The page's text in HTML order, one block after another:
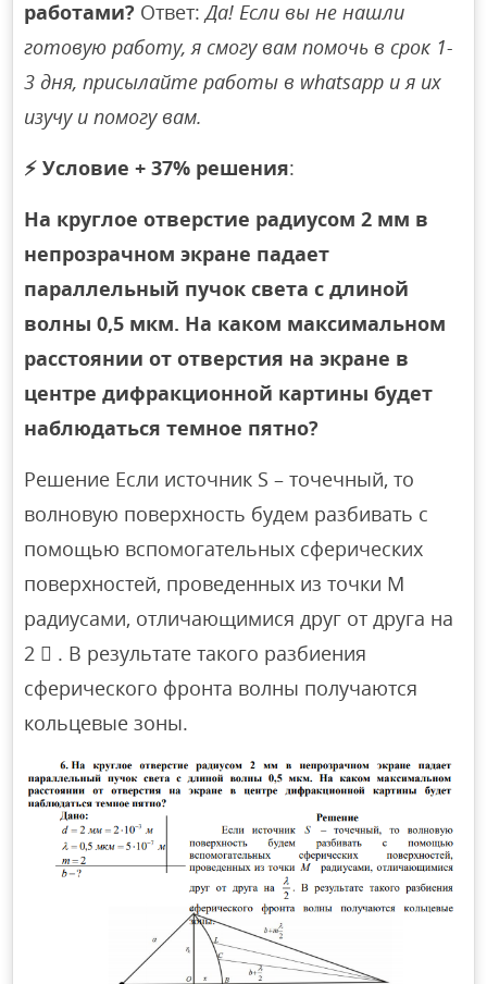
работами? Ответ:Да! Если вы не нашли
готовую работу, я смогу вам помочь в срок 1-
3 дня, присылайте работы в whatsapp и я их
изучу и помогу вам.
⚡ Условие + 37% решения:
На круглое отверстие радиусом 2 мм в
непрозрачном экране падает
параллельный пучок света с длиной
волны 0,5 мкм. На каком максимальном
расстоянии от отверстия на экране в
центре дифракционной картины будет
наблюдаться темное пятно?
Решение Если источник S – точечный, то
волновую поверхность будем разбивать с
помощью вспомогательных сферических
поверхностей, проведенных из точки M
радиусами, отличающимися друг от друга на
2  . В результате такого разбиения
сферического фронта волны получаются
кольцевые зоны.